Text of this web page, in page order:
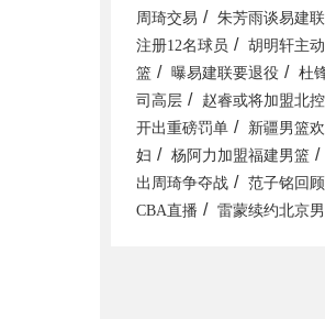
周琦交易 / 朱芳雨谈易建联
注册12名球员 /
胡明轩主
篮 / 曝易建联要退役 /
杜
司高层 / 赵睿或将加盟北
开出重磅罚单 /
新疆男篮
妇 / 杨阿力加盟福建男篮 /
出周琦争夺战 / 范子铭回
CBA直播 / 雷蒙续约北京